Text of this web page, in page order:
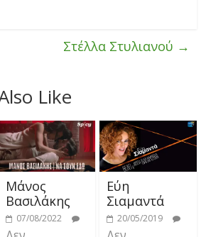
Στέλλα Στυλιανού →
Like
Μάνος
Βασιλάκης
07/08/2022
Εύη
Σιαμαντά
20/05/2019